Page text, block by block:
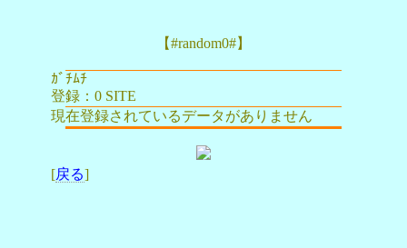
【#random0#】
ｶﾞﾁﾑﾁ
登録：0 SITE
現在登録されているデータがありません
[戻る]